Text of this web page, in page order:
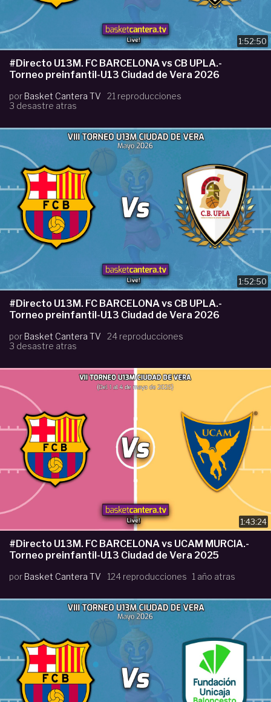
1:52:50
#Directo U13M. FC BARCELONA vs CB UPLA.-
Torneo preinfantil-U13 Ciudad de Vera 2026
por Basket Cantera TV
21 reproducciones
3 desastre atras
1:52:50
#Directo U13M. FC BARCELONA vs CB UPLA.-
Torneo preinfantil-U13 Ciudad de Vera 2026
por Basket Cantera TV
24 reproducciones
3 desastre atras
1:43:24
#Directo U13M. FC BARCELONA vs UCAM MURCIA.-
Torneo preinfantil-U13 Ciudad de Vera 2025
por Basket Cantera TV 124 reproducciones 1 año atras